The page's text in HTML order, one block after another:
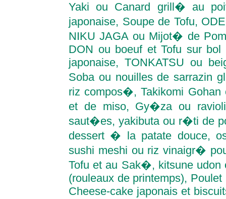
Yaki ou Canard grill� au
japonaise, Soupe de Tofu,
NIKU JAGA ou Mijot� de
DON ou boeuf et Tofu sur
japonaise, TONKATSU ou
Soba ou nouilles de sarrazin
riz compos�, Takikomi
et de miso, Gy�za ou
saut�es, yakibuta ou r�ti de
dessert � la patate douce,
sushi meshi ou riz vinaigr�
Tofu et au Sak�, kitsune
(rouleaux de printemps),
Cheese-cake japonais et